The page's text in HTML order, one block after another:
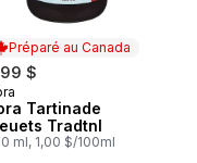
Préparé au Canada
$
au Canada
Tartinade
Tradtnl
ml, 1,00 $/100ml